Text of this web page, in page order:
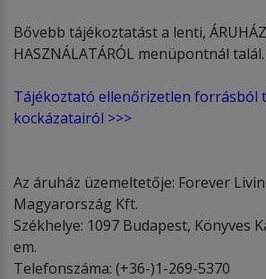
Bővebb tájékoztatást a lenti,
HASZNÁLATÁRÓL menüpontnál talál.
Tájékoztató ellenőrizetlen forrásból
kockázatairól >>>
Az áruház üzemeltetője: Forever
Magyarország Kft.
Székhelye: 1097 Budapest, Könyves
em.
Telefonszáma: (+36-)1-269-5370